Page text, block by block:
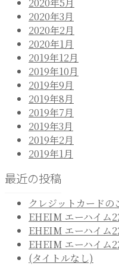
2020年5月
2020年3月
2020年2月
2020年1月
2019年12月
2019年10月
2019年9月
2019年8月
2019年7月
2019年3月
2019年2月
2019年1月
最近の投稿
クレジットカードの
EHEIM エーハイム
EHEIM エーハイム
EHEIM エーハイム
(タイトルなし)